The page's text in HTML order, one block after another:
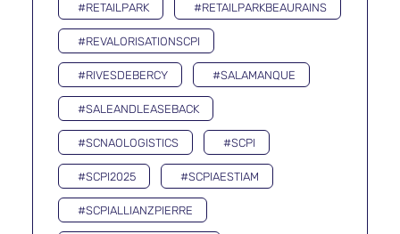
#RETAILPARK #RETAILPARKBEAURAINS
#REVALORISATIONSCPI
#RIVESDEBERCY #SALAMANQUE
#SALEANDLEASEBACK
#SCNAOLOGISTICS #SCPI
#SCPI2025 #SCPIAESTIAM
#SCPIALLIANZPIERRE